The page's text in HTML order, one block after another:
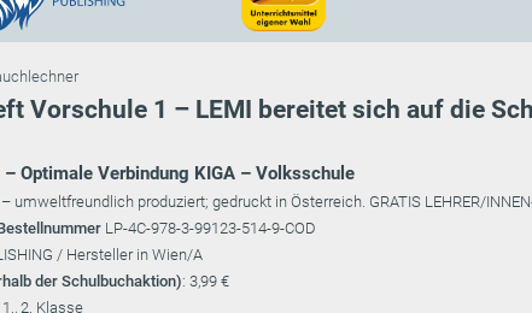
Vorschule 1 – LEMI bereitet sich auf die
Optimale Verbindung KIGA – Volksschule
umweltfreundlich produziert; gedruckt in Österreich. GRATIS LEHRER/
LP-4C-978-3-99123-514-9-COD
/ Hersteller in Wien/A
der Schulbuchaktion): 3,99 €
2. Klasse